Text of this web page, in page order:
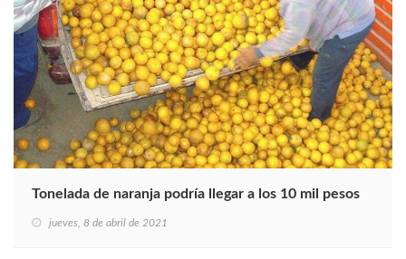
Tonelada de naranja podría llegar a los 10 mil pesos
jueves, 8 de abril de 2021